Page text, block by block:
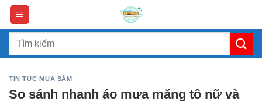
Skip
content
Search
TIN TỨC MUA SẮM
So sánh nhanh áo mưa măng tô nữ và